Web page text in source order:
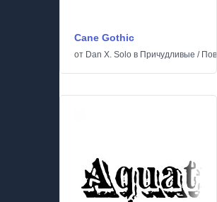
Cane Gothic
от Dan X. Solo в Причудливые /